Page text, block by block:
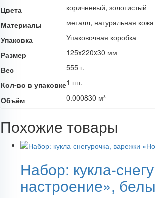
Цвета
коричневый, золотистый
Материалы
металл, натуральная кожа
Упаковка
Упаковочная коробка
Размер
125x220x30 мм
Вес
555 г.
Кол-во в упаковке1 шт.
Объём
0.000830 м³
Похожие товары
Набор: кукла-
настроение»,